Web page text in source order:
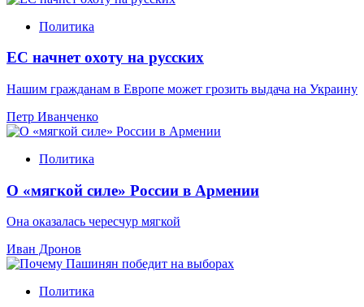
Политика
ЕС начнет охоту на русских
Нашим гражданам в Европе может грозить выдача на Украину
Петр Иванченко
Политика
О «мягкой силе» России в Армении
Она оказалась чересчур мягкой
Иван Дронов
Политика